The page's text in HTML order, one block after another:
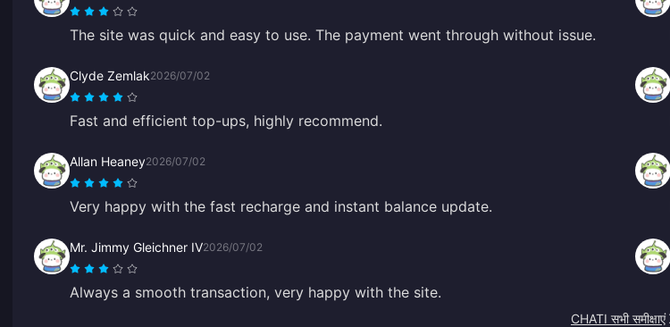
The site was quick and easy to use. The payment went through without issue.
Clyde Zemlak2026/07/02
Fast and efficient top-ups, highly recommend.
Allan Heaney2026/07/02
Very happy with the fast recharge and instant balance update.
Mr. Jimmy Gleichner IV2026/07/02
Always a smooth transaction, very happy with the site.
CHATI सभी समीक्षाएं